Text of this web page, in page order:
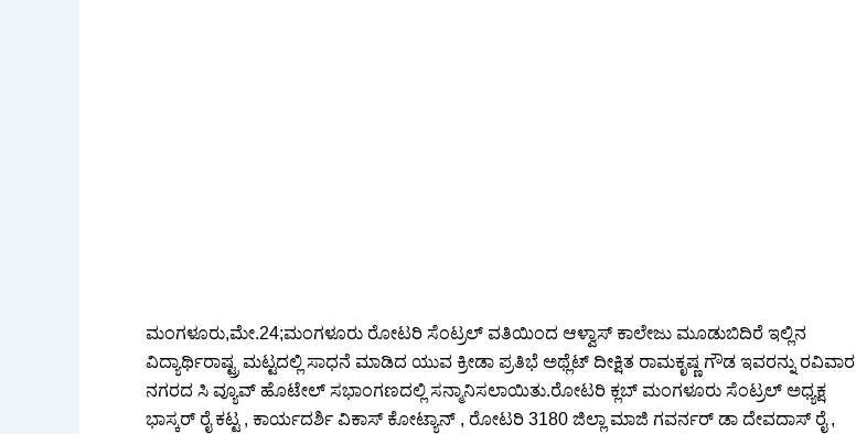
ಮಂಗಳೂರು,ಮೇ.24;ಮಂಗಳೂರು ರೋಟರಿ ಸೆಂಟ್ರಲ್ ವತಿಯಿಂದ ಆಳ್ವಾಸ್ ಕಾಲೇಜು ಮೂಡುಬಿದಿರೆ ಇಲ್ಲಿನ
ವಿದ್ಯಾರ್ಥಿರಾಷ್ಟ್ರ ಮಟ್ಟದಲ್ಲಿ ಸಾಧನೆ ಮಾಡಿದ ಯುವ ಕ್ರೀಡಾ ಪ್ರತಿಭೆ ಅಥ್ಲೆಟ್ ದೀಕ್ಷಿತ ರಾಮಕೃಷ್ಣ ಗೌಡ ಇವರನ್ನು ರವಿವಾರ
ನಗರದ ಸಿ ವ್ಯೂವ್ ಹೊಟೇಲ್ ಸಭಾಂಗಣದಲ್ಲಿ ಸನ್ಮಾನಿಸಲಾಯಿತು.ರೋಟರಿ ಕ್ಲಬ್ ಮಂಗಳೂರು ಸೆಂಟ್ರಲ್ ಅಧ್ಯಕ್ಷ
ಭಾಸ್ಕರ್ ರೈ ಕಟ್ಟ , ಕಾರ್ಯದರ್ಶಿ ವಿಕಾಸ್ ಕೋಟ್ಯಾನ್ , ರೋಟರಿ 3180 ಜಿಲ್ಲಾ ಮಾಜಿ ಗವರ್ನರ್ ಡಾ ದೇವದಾಸ್ ರೈ ,